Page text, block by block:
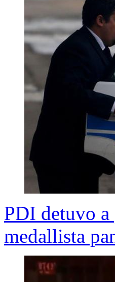
PDI detuvo a
medallista